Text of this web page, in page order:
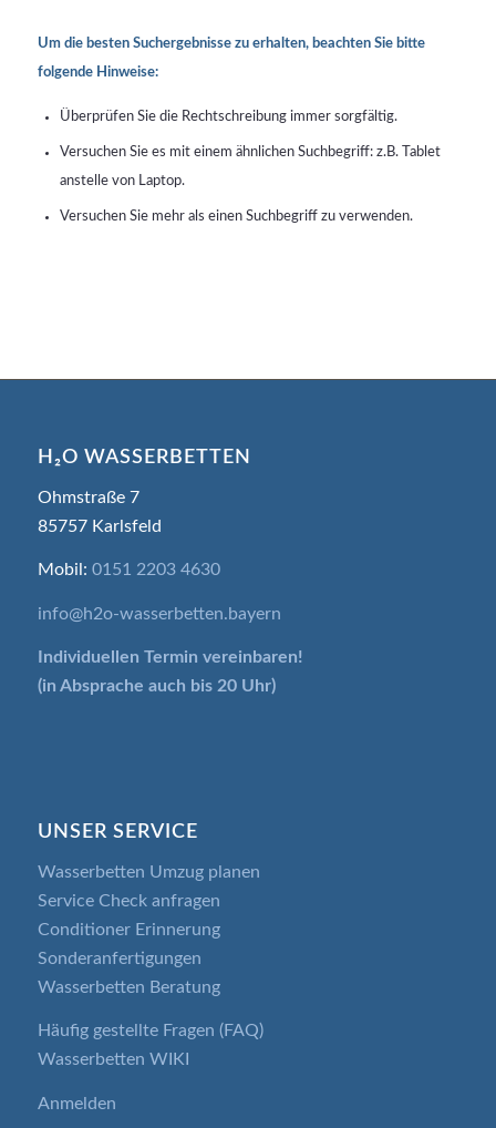
Um die besten Suchergebnisse zu erhalten, beachten Sie bitte
folgende Hinweise:
Überprüfen Sie die Rechtschreibung immer sorgfältig.
Versuchen Sie es mit einem ähnlichen Suchbegriff: z.B. Tablet
anstelle von Laptop.
Versuchen Sie mehr als einen Suchbegriff zu verwenden.
H₂O WASSERBETTEN
Ohmstraße 7
85757 Karlsfeld
Mobil: 0151 2203 4630
info@h2o-wasserbetten.bayern
Individuellen Termin vereinbaren!
(in Absprache auch bis 20 Uhr)
UNSER SERVICE
Wasserbetten Umzug planen
Service Check anfragen
Conditioner Erinnerung
Sonderanfertigungen
Wasserbetten Beratung
Häufig gestellte Fragen (FAQ)
Wasserbetten WIKI
Anmelden